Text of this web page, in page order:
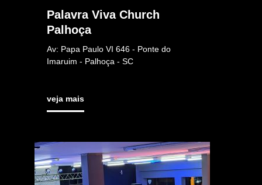
Palavra Viva Church
Palhoça
Av: Papa Paulo VI 646 - Ponte do
Imaruim - Palhoça - SC
veja mais